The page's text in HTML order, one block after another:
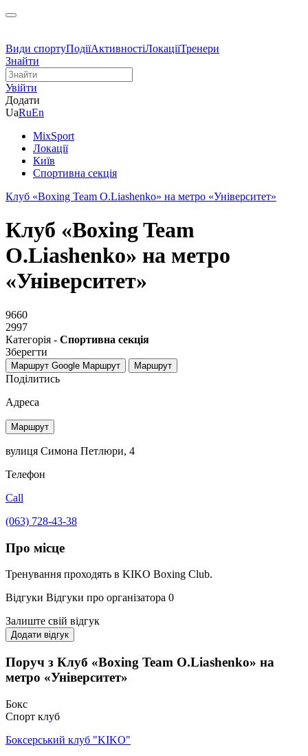
Види спортуПодіїАктивностіЛокаціїТренери
Знайти
Увійти
Додати
UaRuEn
MixSport
Локації
Київ
Спортивна секція
Клуб «Boxing Team O.Liashenko» на метро «Університет»
Клуб «Boxing Team
O.Liashenko» на метро
«Університет»
9660
2997
Категорія - Спортивна секція
Зберегти
Маршрут Google Маршрут Маршрут
Поділитись
Адреса
Маршрут
вулиця Симона Петлюри, 4
Телефон
Call
(063) 728-43-38
Про місце
Тренування проходять в KIKO Boxing Club.
Відгуки Відгуки про організатора 0
Залиште свій відгук
Додати відгук
Поруч з Клуб «Boxing Team O.Liashenko» на
метро «Університет»
Бокс
Спорт клуб
Боксерський клуб "KIKO"